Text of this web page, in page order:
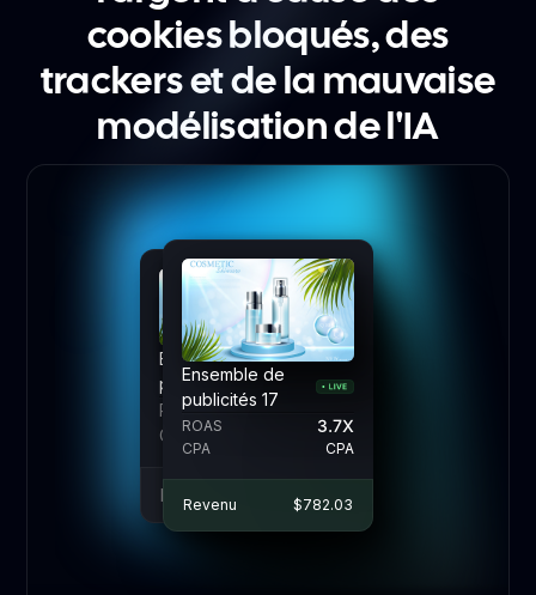
cookies bloqués, des
trackers et de la mauvaise
modélisation de l'IA
Ensemble de
publicités 17
ROAS
3.7X
CPA
Revenu
Ensemble de
publicités 17
ROAS 3.7X
CPA CPA
Revenu $782.03
Ensemble de
publicités 17
ROAS
CPA
CPA
$782.03